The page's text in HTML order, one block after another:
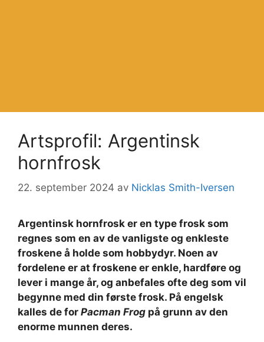
Artsprofil: Argentinsk
hornfrosk
22. september 2024 av Nicklas Smith-Iversen
Argentinsk hornfrosk er en type frosk som
regnes som en av de vanligste og enkleste
froskene å holde som hobbydyr. Noen av
fordelene er at froskene er enkle, hardføre og
lever i mange år, og anbefales ofte deg som vil
begynne med din første frosk. På engelsk
kalles de for Pacman Frog på grunn av den
enorme munnen deres.